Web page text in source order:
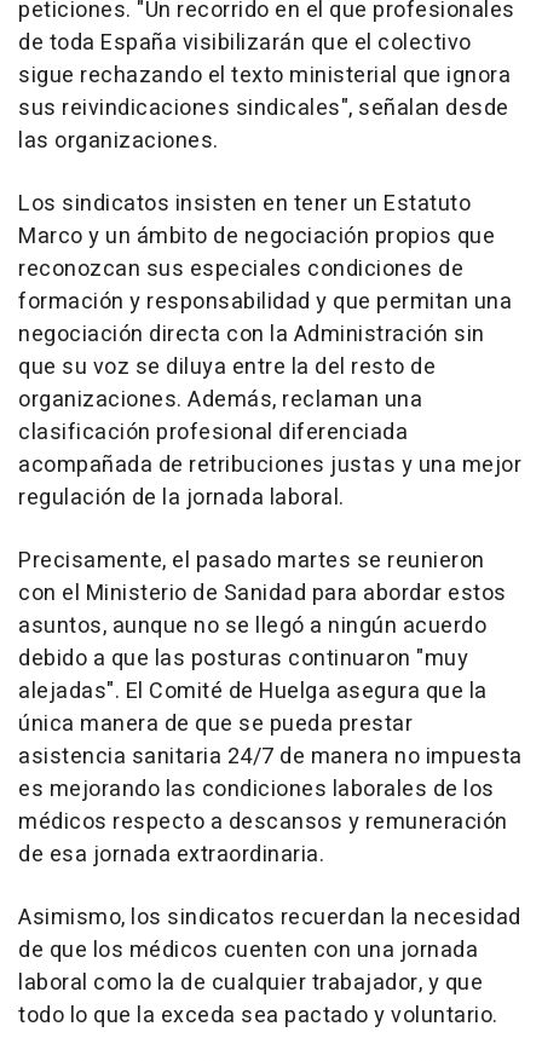
peticiones. "Un recorrido en el que profesionales
de toda España visibilizarán que el colectivo
sigue rechazando el texto ministerial que ignora
sus reivindicaciones sindicales", señalan desde
las organizaciones.
Los sindicatos insisten en tener un Estatuto
Marco y un ámbito de negociación propios que
reconozcan sus especiales condiciones de
formación y responsabilidad y que permitan una
negociación directa con la Administración sin
que su voz se diluya entre la del resto de
organizaciones. Además, reclaman una
clasificación profesional diferenciada
acompañada de retribuciones justas y una mejor
regulación de la jornada laboral.
Precisamente, el pasado martes se reunieron
con el Ministerio de Sanidad para abordar estos
asuntos, aunque no se llegó a ningún acuerdo
debido a que las posturas continuaron "muy
alejadas". El Comité de Huelga asegura que la
única manera de que se pueda prestar
asistencia sanitaria 24/7 de manera no impuesta
es mejorando las condiciones laborales de los
médicos respecto a descansos y remuneración
de esa jornada extraordinaria.
Asimismo, los sindicatos recuerdan la necesidad
de que los médicos cuenten con una jornada
laboral como la de cualquier trabajador, y que
todo lo que la exceda sea pactado y voluntario.